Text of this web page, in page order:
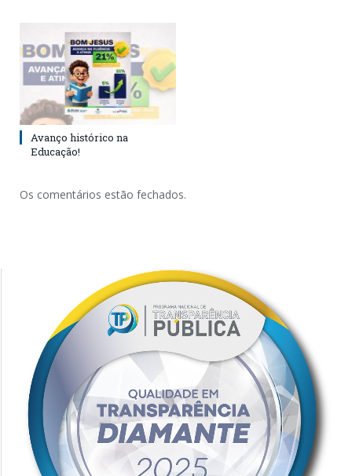
Avanço histórico na
Educação!
Os comentários estão fechados.